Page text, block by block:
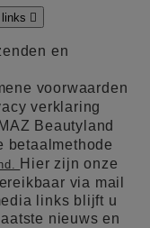

en
voorwaarden
verklaring
Beautyland
betaalmethode
Hier zijn onze
via mail
links blijft u
nieuws en